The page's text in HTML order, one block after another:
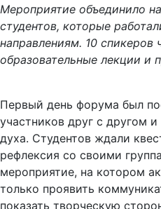
студентов, которые
направлениям. 10 спикеров
образовательные лекции и
участников друг с другом
духа. Студентов ждали
рефлексия со своими
мероприятие, на котором
только проявить
показать творческую